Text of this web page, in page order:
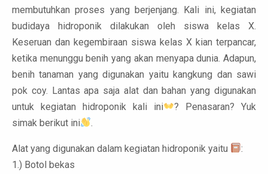
membutuhkan proses yang berjenjang. Kali ini, kegiatan
budidaya hidroponik dilakukan oleh siswa kelas X.
Keseruan dan kegembiraan siswa kelas X kian terpancar,
ketika menunggu benih yang akan menyapa dunia. Adapun,
benih tanaman yang digunakan yaitu kangkung dan sawi
pok coy. Lantas apa saja alat dan bahan yang digunakan
untuk kegiatan hidroponik kali ini
? Penasaran? Yuk
simak berikut ini
.
Alat yang digunakan dalam kegiatan hidroponik yaitu
:
1.) Botol bekas